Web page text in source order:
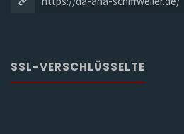
SSL-VERSCHLÜSSELTE